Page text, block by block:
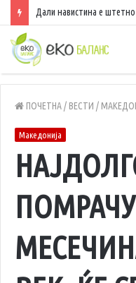
Дали навистина е штетно
ПОЧЕТНА/ ВЕСТИ /
Македонија